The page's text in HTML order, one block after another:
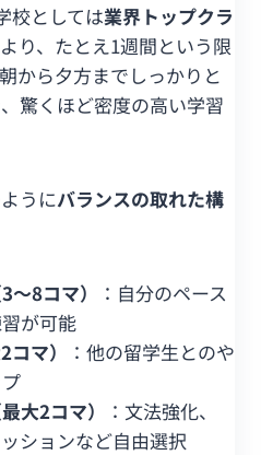
校としては業界トップクラ
り、たとえ1週間という限
から夕方までしっかりと
驚くほど密度の高い学習
うにバランスの取れた構
8コマ）
：自分のペース
が可能
マ）
：他の留学生とのや
大2コマ）
：文法強化、
ションなど自由選択